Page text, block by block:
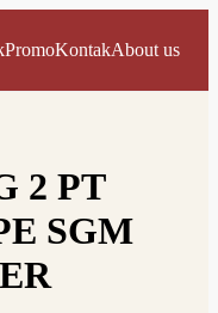
PromoKontakAbout us
2 PT
SGM